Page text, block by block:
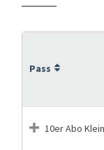
Pass
10er Abo